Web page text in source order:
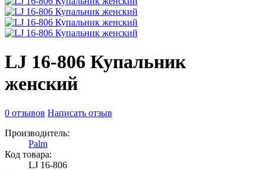
LJ 16-806 Купальник
женский
0 отзывов Написать отзыв
Производитель:
Palm
Код товара:
LJ 16-806